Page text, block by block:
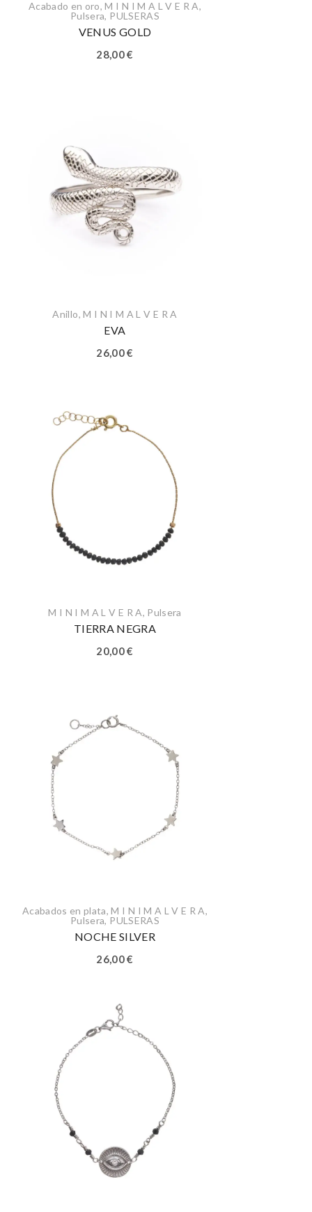
Acabado en oro,M I N I M A L V E R A,
Pulsera, PULSERAS
VENUS GOLD
28,00€
Anillo,M I N I M A L V E R A
EVA
26,00€
M I N I M A L V E R A, Pulsera
TIERRA NEGRA
20,00€
Acabados en plata,M I N I M A L V E R A,
Pulsera, PULSERAS
NOCHE SILVER
26,00€